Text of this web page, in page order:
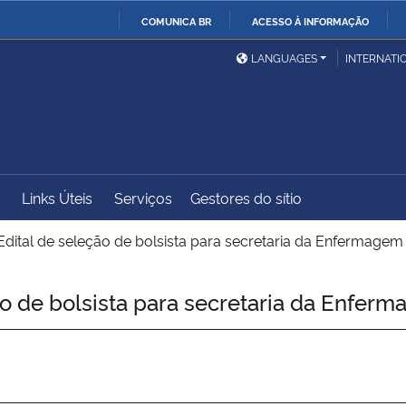
COMUNICA BR ACESSO À INFORMAÇÃO
Ministério da Defesa
Ministério das Relações
Exteriores
Ministério do
Desenvolvimento Regional
Controladoria-Geral da
Advocacia-Geral da União Banco Central do Brasil
LANGUAGES
Links Úteis Serviços Gestores do sítio
de seleção de bolsista para secretaria da Enfermagem
de bolsista para secretaria da